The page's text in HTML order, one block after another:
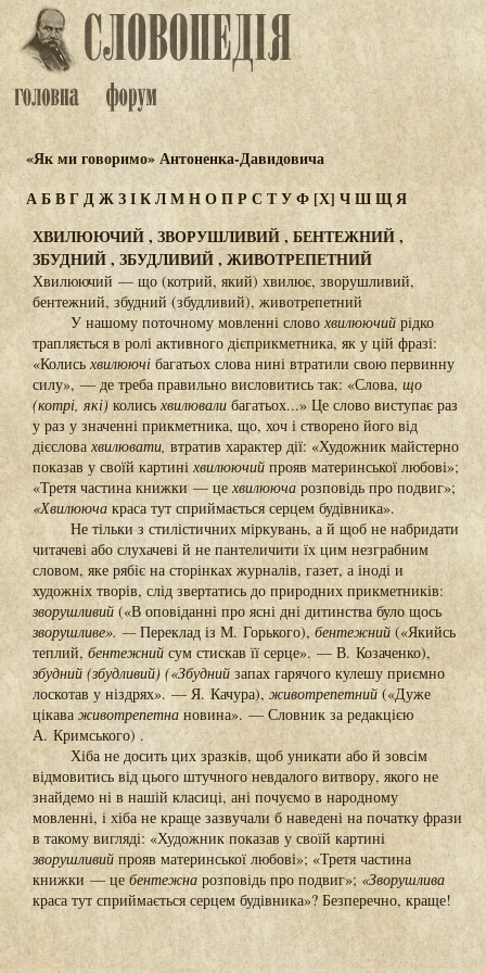
«Як ми говоримо» Антоненка-Давидовича
АБВГДЖЗІКЛМНОПР С ТУФ[Х] ЧШЩЯ
ХВИЛЮЮЧИЙ , ЗВОРУШЛИВИЙ , БЕНТЕЖНИЙ ,
ЗБУДНИЙ , ЗБУДЛИВИЙ , ЖИВОТРЕПЕТНИЙ
Хвилюючий — що (котрий, який) хвилює, зворушливий,
бентежний, збудний (збудливий), животрепетний
У нашому поточному мовленні слово хвилюючийрідко
трапляється в ролі активного дієприкметника, як у цій фразі:
«Колись хвилюючі багатьох слова нині втратили свою первинну
силу», — де треба правильно висловитись так: «Слова, що
(котрі, які) колись хвилювали багатьох...» Це слово виступає раз
у раз у значенні прикметника, що, хоч і створено його від
дієсловахвилювати, втратив характер дії: «Художник майстерно
показав у своїй картині хвилюючий прояв материнської любові»;
«Третя частина книжки — це хвилююча розповідь про подвиг»;
«Хвилююча краса тут сприймається серцем будівника».
Не тільки з стилістичних міркувань, а й щоб не набридати
читачеві або слухачеві й не пантеличити їх цим незграбним
словом, яке рябіє на сторінках журналів, газет, а іноді и
художніх творів, слід звертатись до природних прикметників:
зворушливий («В оповіданні про ясні дні дитинства було щось
зворушливе». —Переклад із М. Горького), бентежний(«Якийсь
теплий, бентежнийсум стискав її серце». — В. Козаченко),
збудний (збудливий) («Збудний запах гарячого кулешу приємно
лоскотав у ніздрях». — Я. Качура),животрепетний («Дуже
цікава животрепетнановина». — Словник за редакцією
А. Кримського) .
Хіба не досить цих зразків, щоб уникати або й зовсім
відмовитись від цього штучного невдалого витвору, якого не
знайдемо ні в нашій класиці, ані почуємо в народному
мовленні, і хіба не краще зазвучали б наведені на початку фрази
в такому вигляді: «Художник показав у своїй картині
зворушливий прояв материнської любові»; «Третя частина
книжки — це бентежна розповідь про подвиг»; «Зворушлива
краса тут сприймається серцем будівника»? Безперечно, краще!